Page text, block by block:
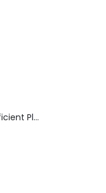
Sartén BRA Efficient Plus 30 cm en aluminio fundido apta para cualquier tipo de cocina